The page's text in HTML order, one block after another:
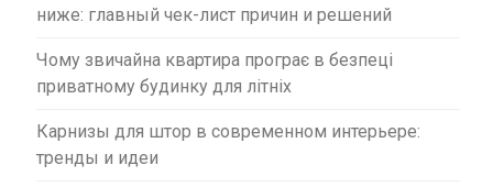
ниже: главный чек-лист причин и решений
Чому звичайна квартира програє в безпеці
приватному будинку для літніх
Карнизы для штор в современном интерьере:
тренды и идеи